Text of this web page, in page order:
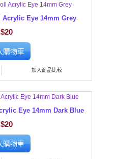
Acrylic Eye 14mm Grey
購物車
加入商品比較
Eye 14mm Dark Blue
購物車